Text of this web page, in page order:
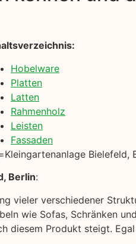
Hobelware
Platten
Latten
Rahmenholz
Leisten
Fassaden
Bielefeld,
Berlin:
vieler verschiedener
wie Sofas, Schränken
diesem Produkt steigt.